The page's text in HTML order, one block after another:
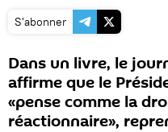
S'abonner
Dans un livre, le
affirme que le
«pense comme la
réactionnaire»,